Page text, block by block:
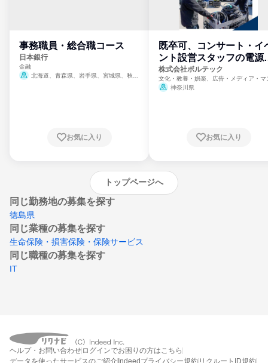
事務職員・総合職コース
日本銀行
金融
北海道、青森県、岩手県、宮城県、秋田
崎県、熊本県、大分県、宮崎県、鹿児島県、
お気に入り
既卒可、コンサート・イ
ント設営スタッフの電源
門
株式会社ボルテック
文化・教養・娯楽、広告・メディア・マ
ミ、電力・ガス・水道・エネルギー
神奈川県
お気に入り
トップページへ
同じ勤務地の募集を探す
徳島県
同じ業種の募集を探す
生命保険・損害保険・保険サービス
同じ職種の募集を探す
IT
ヘルプ・お問い合わせ ログインでお困りの方はこちら
データを使ったサービスのご紹介Indeedプライバシー規約 リクルートID規約